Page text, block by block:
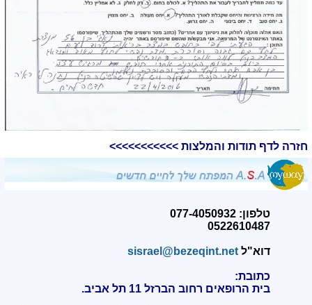
חזרה לדף תודות והמלצות >>>>>>>>>>>
טלפון: 077-4050932
0522610487
דוא"לsisrael@bezeqint.net
כתובת:
בית הרופאים רחוב הברזל 11 תל אביב.